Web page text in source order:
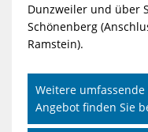
Dunzweiler und über
Schönenberg
Ramstein).
Weitere umfassende
Angebot finden Sie